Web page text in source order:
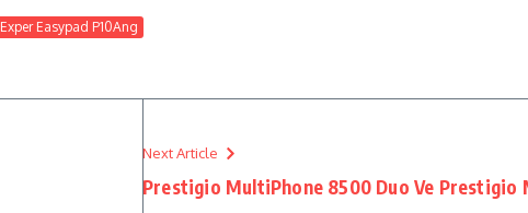
Exper Easypad P10Ang
Next Article
Prestigio MultiPhone 8500 Duo Ve Prestigio